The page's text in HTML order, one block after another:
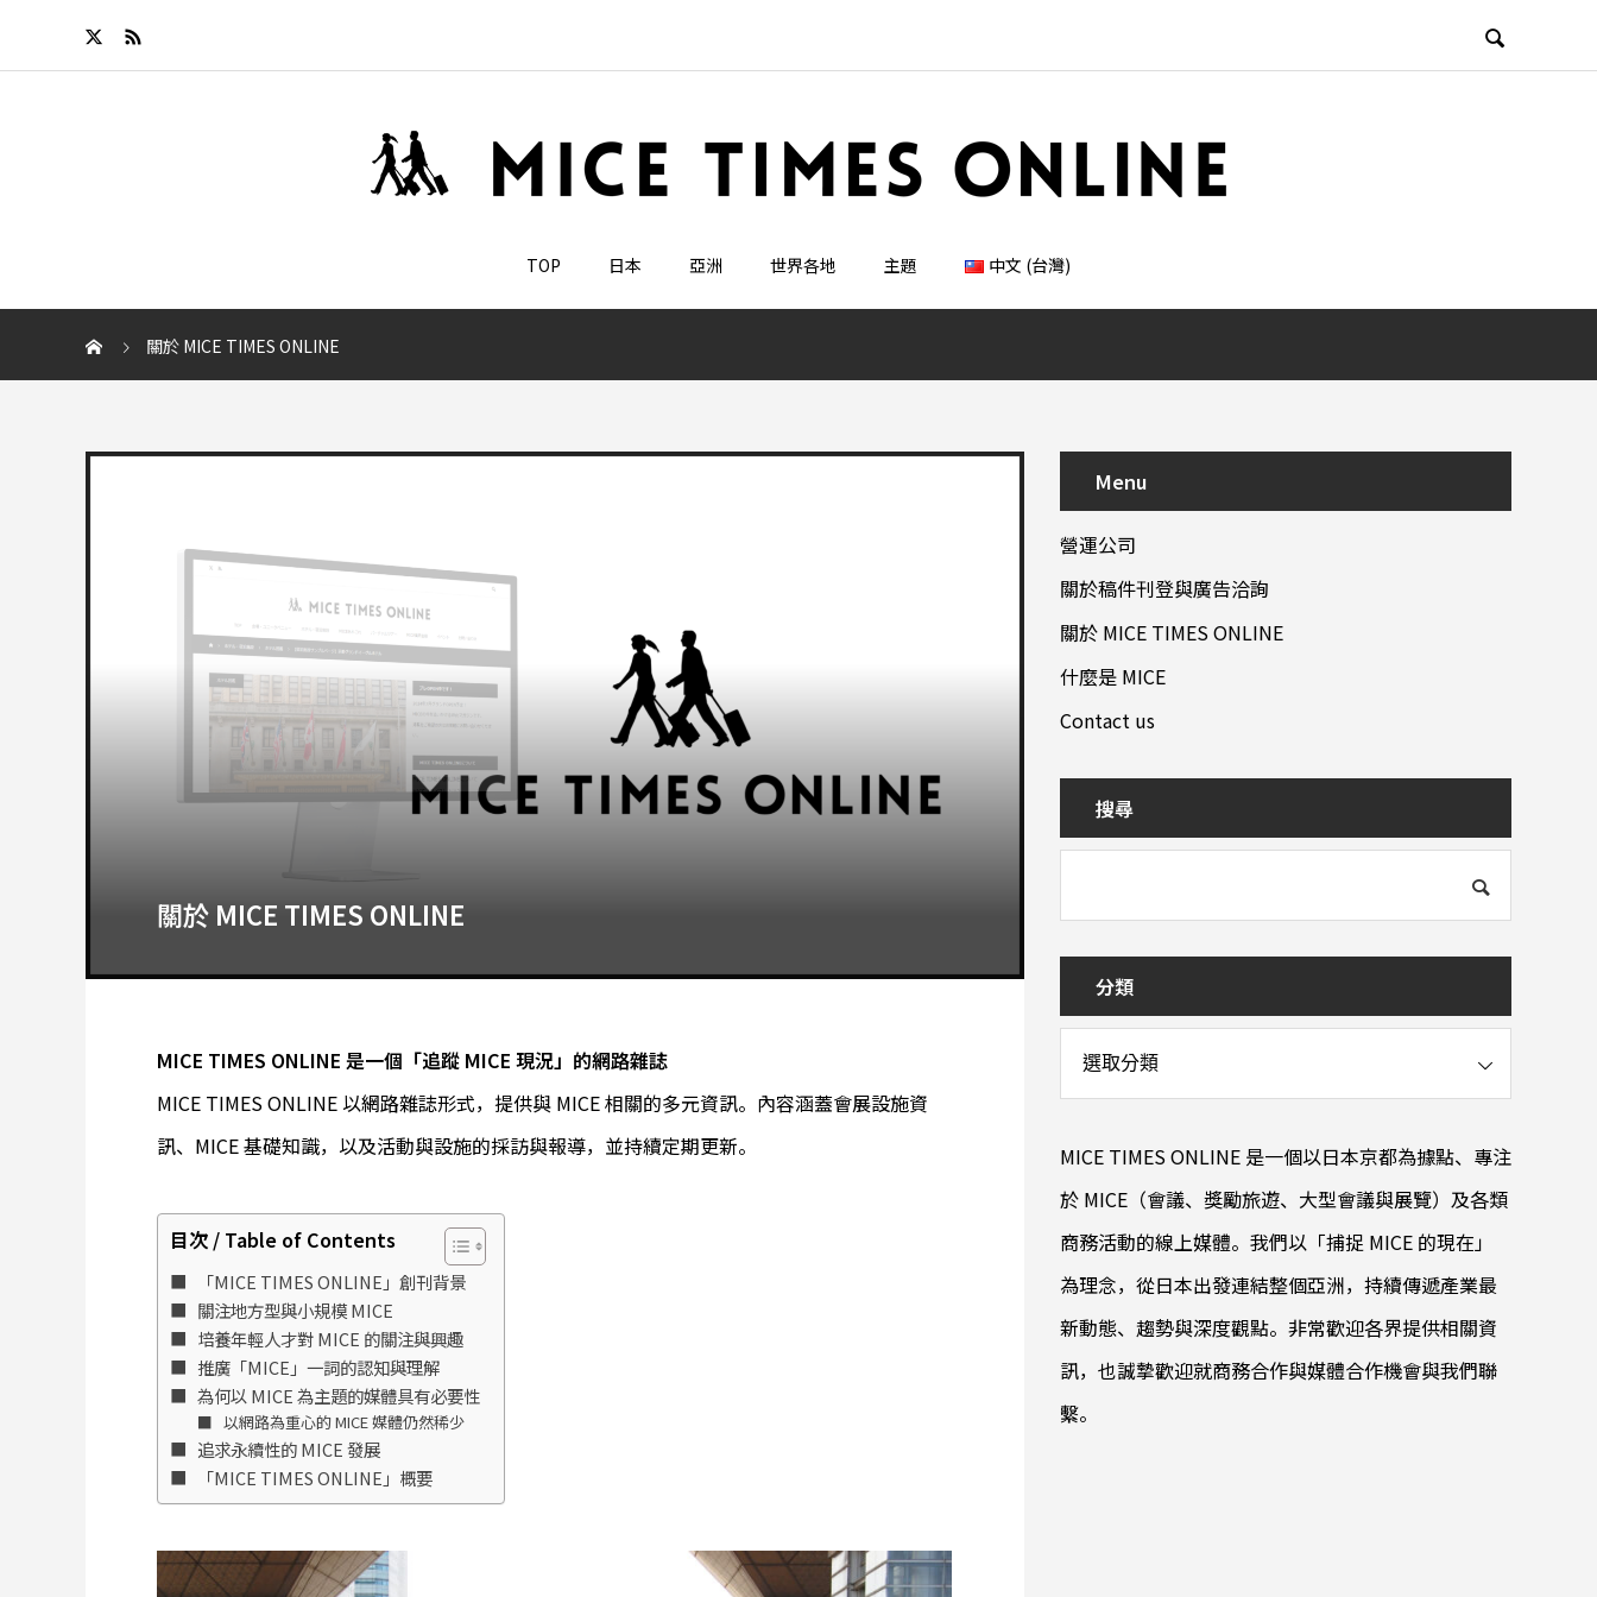

TOP 日本 亞洲 世界各地 主題 中文 (台灣)
關於 MICE TIMES ONLINE
關於 MICE TIMES ONLINE
MICE TIMES ONLINE 是一個「追蹤 MICE 現況」的網路雜誌
MICE TIMES ONLINE 以網路雜誌形式，提供與 MICE 相關的多元資訊。內容涵蓋會展設施資
訊、MICE 基礎知識，以及活動與設施的採訪與報導，並持續定期更新。
目次 / Table of Contents
「MICE TIMES ONLINE」創刊背景
關注地方型與小規模 MICE
培養年輕人才對 MICE 的關注與興趣
推廣「MICE」一詞的認知與理解
為何以 MICE 為主題的媒體具有必要性
以網路為重心的 MICE 媒體仍然稀少
追求永續性的 MICE 發展
「MICE TIMES ONLINE」概要
Menu
營運公司
關於稿件刊登與廣告洽詢
關於 MICE TIMES ONLINE
什麼是 MICE
Contact us
搜尋
分類
MICE TIMES ONLINE 是一個以日本京都為據點、專注
於 MICE（會議、獎勵旅遊、大型會議與展覽）及各類
商務活動的線上媒體。我們以「捕捉 MICE 的現在」
為理念，從日本出發連結整個亞洲，持續傳遞產業最
新動態、趨勢與深度觀點。非常歡迎各界提供相關資
訊，也誠摯歡迎就商務合作與媒體合作機會與我們聯
繫。